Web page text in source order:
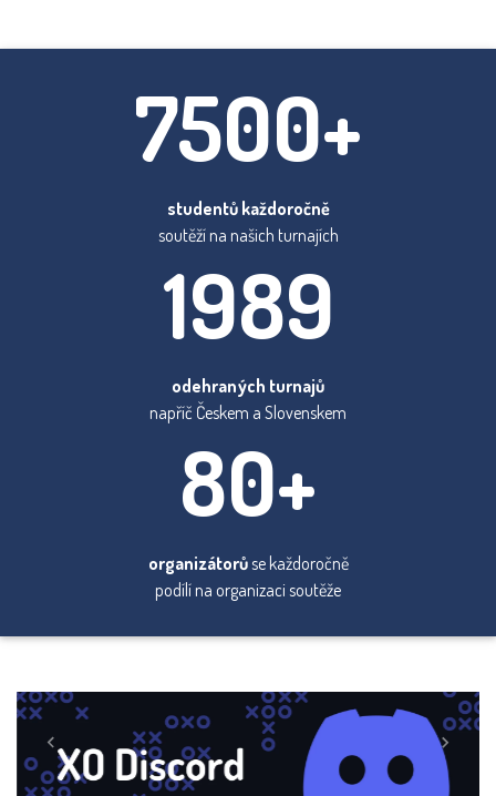
7500+
studentů každoročně
soutěží na našich turnajích
1989
odehraných turnajů
napříč Českem a Slovenskem
80+
organizátorůse každoročně
podílí na organizaci soutěže
Previous Next